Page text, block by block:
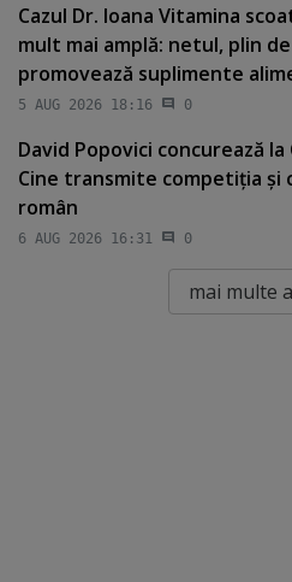
Cazul Dr. Ioana Vitamina
mult mai amplă: netul, plin
promovează suplimente
5 AUG 2026 18:16 0
David Popovici concurează
Cine transmite competiţia şi
român
6 AUG 2026 16:31 0
mai multe